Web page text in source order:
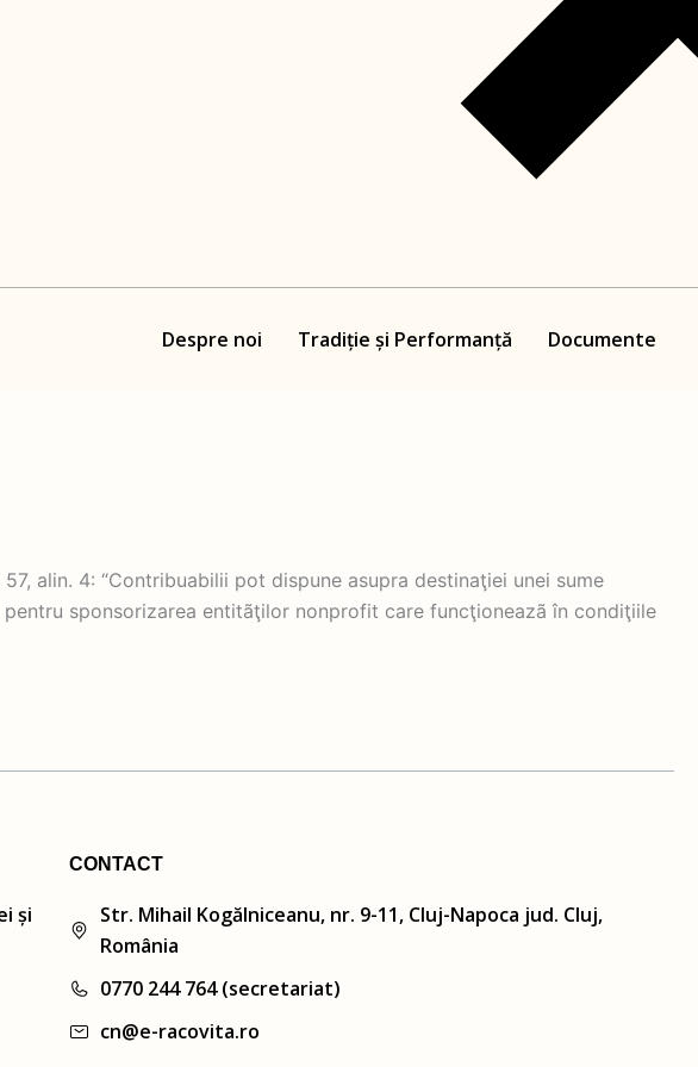
Despre noi Tradiție și Performanță Documente
alin. 4: “Contribuabilii pot dispune asupra destinaţiei unei sume
sponsorizarea entitãţilor nonprofit care funcţioneazã în condiţiile
și
CONTACT
Str. Mihail Kogălniceanu, nr. 9-11, Cluj-Napoca jud. Cluj,
România
0770 244 764 (secretariat)
cn@e-racovita.ro